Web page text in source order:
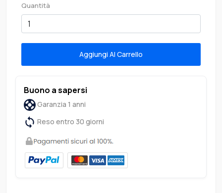
Quantità
Aggiungi Al Carrello
Buono a sapersi
Garanzia 1 anni
Reso entro 30 giorni